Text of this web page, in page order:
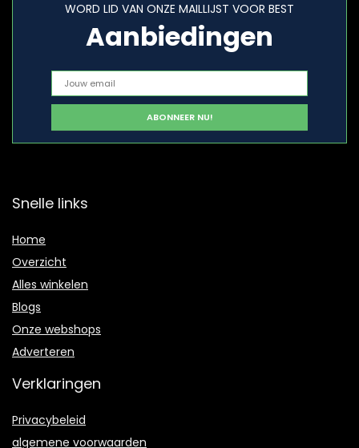
WORD LID VAN ONZE MAILLIJST VOOR BEST
Aanbiedingen
Snelle links
Home
Overzicht
Alles winkelen
Blogs
Onze webshops
Adverteren
Verklaringen
Privacybeleid
algemene voorwaarden